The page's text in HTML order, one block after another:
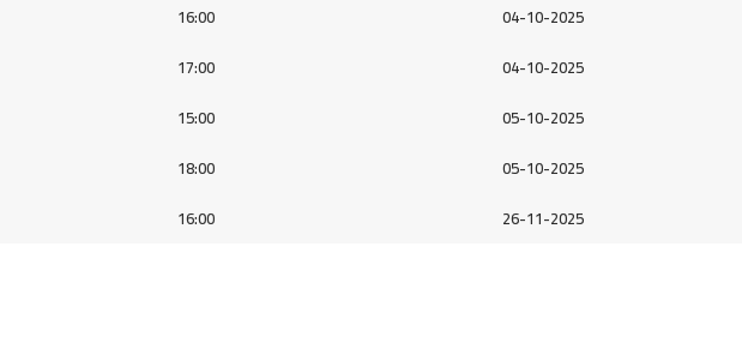
04-10-2025
16:00
04-10-2025
17:00
05-10-2025
15:00
05-10-2025
18:00
26-11-2025
16:00